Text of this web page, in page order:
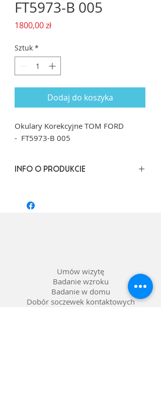
FT5973-B 005
1800,00 złCena
Sztuk *
Dodaj do koszyka
Okulary Korekcyjne TOM FORD
- FT5973-B 005
INFO O PRODUKCIE
Kształt: Owalny
Materiał oprawy: Metal
Umów wizytę
Badanie wzroku
Badanie w domu
Dobór soczewek kontaktowych